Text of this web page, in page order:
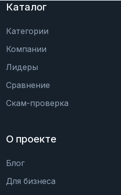
Каталог
Категории
Компании
Лидеры
Сравнение
Скам-проверка
О проекте
Блог
Для бизнеса